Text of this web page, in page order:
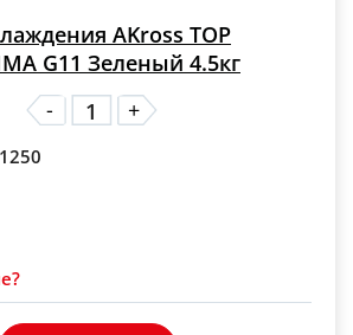
AKross TOP
G11 Зеленый 4.5кг
-
+